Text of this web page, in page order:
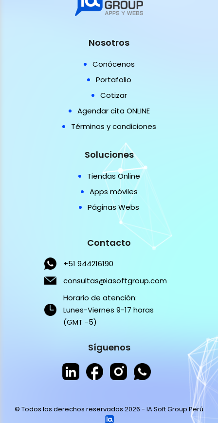
Nosotros
Conócenos
Portafolio
Cotizar
Agendar cita ONLINE
Términos y condiciones
Soluciones
Tiendas Online
Apps móviles
Páginas Webs
Contacto
+51 944216190
consultas@iasoftgroup.com
Horario de atención:
Lunes-Viernes 9-17 horas
(GMT -5)
Síguenos
© Todos los derechos reservados 2026 - IA Soft Group Perú